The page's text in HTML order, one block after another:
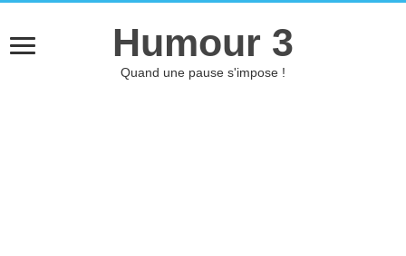
Humour 3
Quand une pause s'impose !